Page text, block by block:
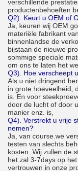
verschillende
productenbehoeften
Q2). Keurt u OEM of
Ja, keuren wij OEM
materiële fabrikant
binnenlandse de
bijstaan de nieuwe
sommige speciale
om ons te laten het
Q3). Hoe verscheept
Als u niet dringend
in grote hoeveelheid,
is. En voor
door de lucht of door
manier enz. is,
Q4). Verstrekt u vrije
nemen?
Ja, van course.we
testen van slechts
kosten. Wij zullen de
het zal 3-7days op
vertrouwen in onze